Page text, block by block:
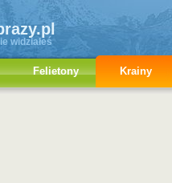
widziałeś
Felietony Krainy